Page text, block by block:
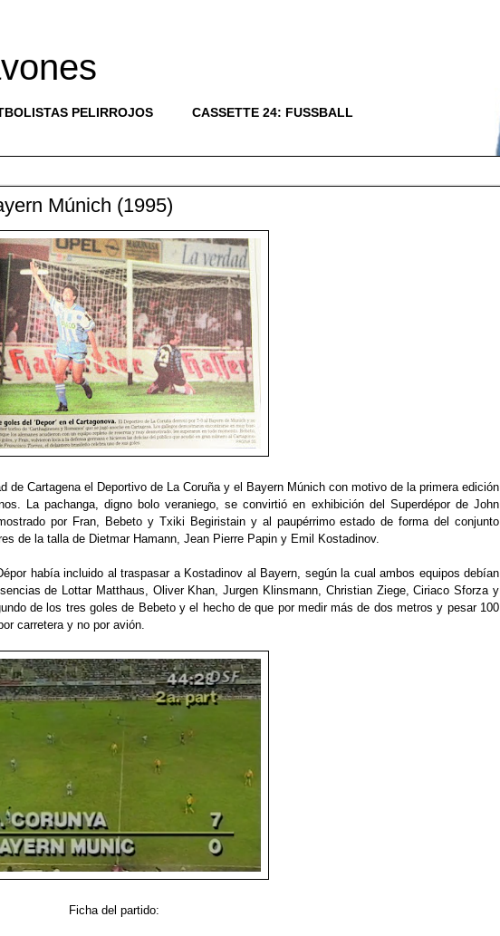
PELIRROJOS CASSETTE 24: FUSSBALL
Múnich (1995)
de Cartagena el Deportivo de La Coruña y el Bayern Múnich con motivo de la primera edición
La pachanga, digno bolo veraniego, se convirtió en exhibición del Superdépor de John
por Fran, Bebeto y Txiki Begiristain y al paupérrimo estado de formadel conjunto
de la talla de Dietmar Hamann, Jean Pierre Papin y Emil Kostadinov.
había incluido al traspasar a Kostadinov al Bayern, según la cual ambos equipos debían
de Lottar Matthaus , Oliver Khan, Jurgen Klinsmann, Christian Ziege, Ciriaco Sforza y
de los tres goles de Bebeto yel hecho deque por medir más de dos metros y pesar 100
carretera y no por avión.
Ficha del partido: